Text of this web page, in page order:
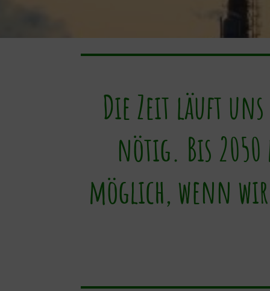
Die Zeit läuft
nötig. Bis 2050
möglich, wenn